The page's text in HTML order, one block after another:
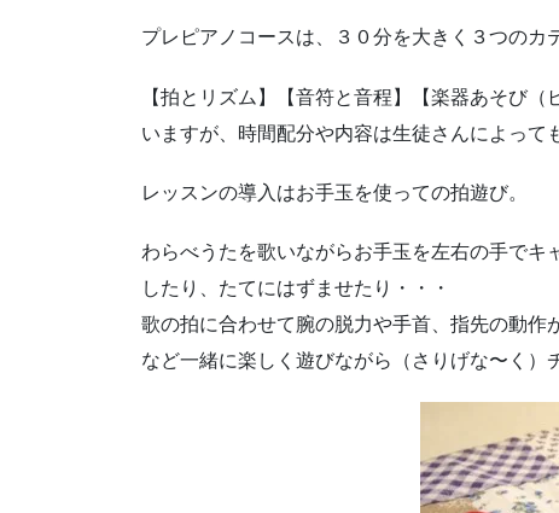
プレピアノコースは、３０分を大きく３つのカ
【拍とリズム】【音符と音程】【楽器あそび
いますが、時間配分や内容は生徒さんによって
レッスンの導入はお手玉を使っての拍遊び。
わらべうたを歌いながらお手玉を左右の手で
したり、たてにはずませたり・・・
歌の拍に合わせて腕の脱力や手首、指先の動
など一緒に楽しく遊びながら（さりげな〜く）